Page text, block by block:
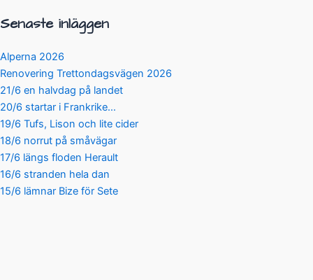
Senaste inläggen
Alperna 2026
Renovering Trettondagsvägen 2026
21/6 en halvdag på landet
20/6 startar i Frankrike…
19/6 Tufs, Lison och lite cider
18/6 norrut på småvägar
17/6 längs floden Herault
16/6 stranden hela dan
15/6 lämnar Bize för Sete